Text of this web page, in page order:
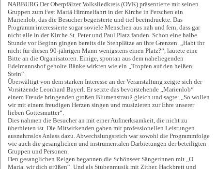
NABBURG.Der Oberpfälzer Volksliedkreis (OVK) präsentierte mit seinen
Gruppen zum Fest Mariä Himmelfahrt in der Kirche in Perschen ein
Marienlob, das die Besucher begeisterte und tief beeindruckte. Das
Programm interessierte sogar soviele Menschen aus nah und fern, dass gar
nicht alle in der Kirche St. Peter und Paul Platz fanden. Schon eine halbe
Stunde vor Beginn gingen bereits die Stehplätze an ihre Grenzen. „Habt ihr
nicht für diesen 90-jährigen Mann wenigstens einen Platz?“, lautete eine
Bitte an die Organisatoren. Einige, spontan aus dem naheliegenden
Edelmannshof geholte Bänke wirkten wie ein „Tropfen auf den heißen
Stein“.
Überwältigt von dem starken Interesse an der Veranstaltung zeigte sich der
Vorsitzende Leonhard Bayerl. Er setzte das bevorstehende „Marienlob“
einem Freude bringenden großen Blumenstrauß gleich und sagte: „So wollen
wir mit einem freudigen Herzen singen und musizieren zur Ehre unserer
lieben Gottesmutter“.
Dies nahmen die Besucher an mit einer Aufmerksamkeit, die nicht zu
überbieten ist. Die Mitwirkenden gaben mit professionellen Leistungen
ausnahmslos Anlass dazu. Abwechslungsreich war sowohl die Programmfolge
wie auch die gesanglichen und instrumentalen Darbietungen der beteiligten
Gruppen und Personen.
Den gesanglichen Reigen begannen die Schönseer Sängerinnen mit „O
Maria, wir dich grüßen“. Und als Stubenmusik mit Zither, Hackbrett und